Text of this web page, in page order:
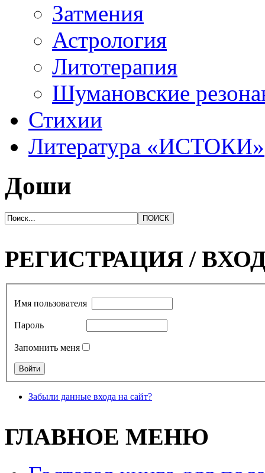
Затмения
Астрология
Литотерапия
Шумановские
Стихии
Литература «‎ИСТОКИ»‎
Доши
РЕГИСТРАЦИЯ /
Имя пользователя
Пароль
Запомнить меня
Забыли данные входа на сайт?
ГЛАВНОЕ МЕНЮ